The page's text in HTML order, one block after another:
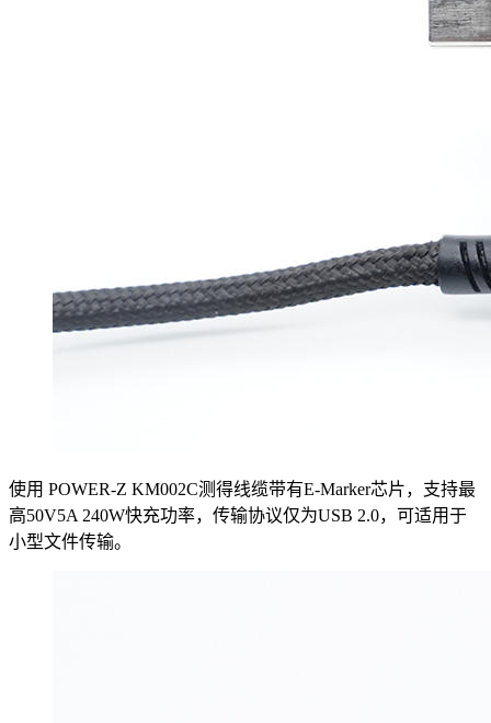
使用 POWER-Z KM002C测得线缆带有E-Marker芯片，支持最
高50V5A 240W快充功率，传输协议仅为USB 2.0，可适用于
小型文件传输。